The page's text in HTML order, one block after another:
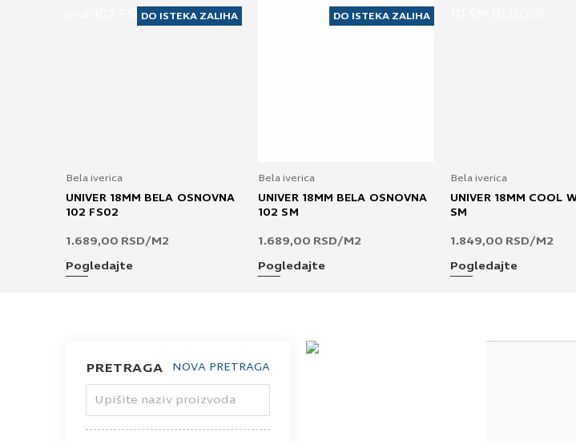
DO ISTEKA ZALIHA
Bela iverica
UNIVER 18MM BELA OSNOVNA
102 FS02
1.689,00 RSD/M2
Pogledajte
DO ISTEKA ZALIHA
Bela iverica
UNIVER 18MM BELA OSNOVNA
102 SM
1.689,00 RSD/M2
Pogledajte
Bela iverica
UNIVER 18MM COOL
SM
1.849,00 RSD/M2
Pogledajte
PRETRAGA NOVA PRETRAGA
Upišite naziv proizvoda